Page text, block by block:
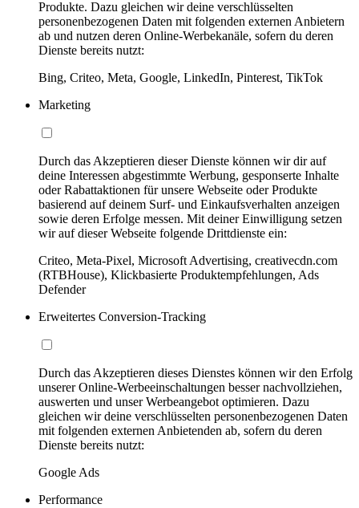
Produkte. Dazu gleichen wir deine verschlüsselten
personenbezogenen Daten mit folgenden externen Anbietern
ab und nutzen deren Online-Werbekanäle, sofern du deren
Dienste bereits nutzt:
Bing, Criteo, Meta, Google, LinkedIn, Pinterest, TikTok
Marketing
Durch das Akzeptieren dieser Dienste können wir dir auf
deine Interessen abgestimmte Werbung, gesponserte Inhalte
oder Rabattaktionen für unsere Webseite oder Produkte
basierend auf deinem Surf- und Einkaufsverhalten anzeigen
sowie deren Erfolge messen. Mit deiner Einwilligung setzen
wir auf dieser Webseite folgende Drittdienste ein:
Criteo, Meta-Pixel, Microsoft Advertising, creativecdn.com
(RTBHouse), Klickbasierte Produktempfehlungen, Ads
Defender
Erweitertes Conversion-Tracking
Durch das Akzeptieren dieses Dienstes können wir den Erfolg
unserer Online-Werbeeinschaltungen besser nachvollziehen,
auswerten und unser Werbeangebot optimieren. Dazu
gleichen wir deine verschlüsselten personenbezogenen Daten
mit folgenden externen Anbietenden ab, sofern du deren
Dienste bereits nutzt:
Google Ads
Performance